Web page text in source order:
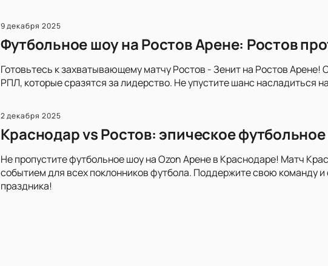
9 декабря 2025
Футбольное шоу на Ростов Арене: Ростов
Готовьтесь к захватывающему матчу Ростов - Зенит на Ростов
РПЛ, которые сразятся за лидерство. Не упустите шанс насладиться
2 декабря 2025
Краснодар vs Ростов: эпическое
Не пропустите футбольное шоу на Ozon Арене в Краснодаре! Матч
событием для всех поклонников футбола. Поддержите свою команду
праздника!